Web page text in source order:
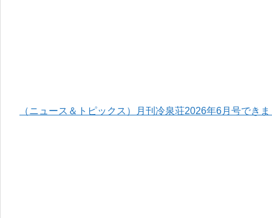
（ニュース＆トピックス）月刊冷泉荘2026年6月号でき